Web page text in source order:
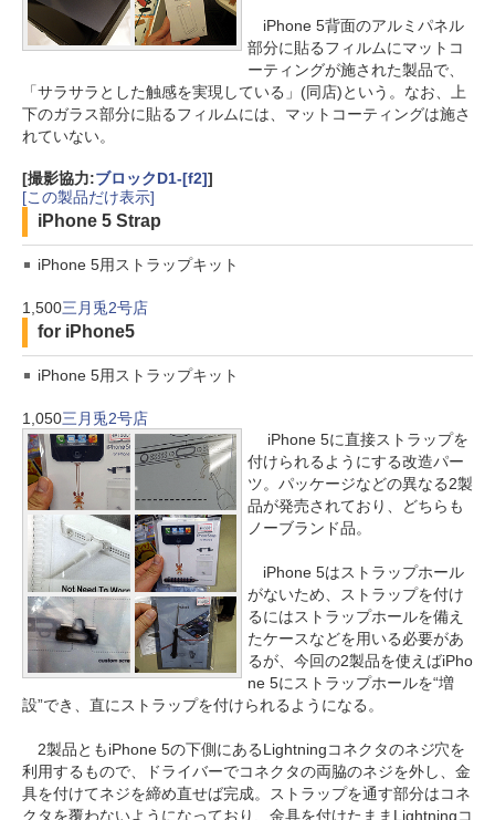
iPhone 5背面のアルミパネル
部分に貼るフィルムにマットコ
ーティングが施された製品で、
「サラサラとした触感を実現している」(同店)という。なお、上
下のガラス部分に貼るフィルムには、マットコーティングは施さ
れていない。
[撮影協力:ブロックD1-[f2]]
[この製品だけ表示]
iPhone 5 Strap
iPhone 5用ストラップキット
1,500三月兎2号店
for iPhone5
iPhone 5用ストラップキット
1,050三月兎2号店
iPhone 5に直接ストラップを
付けられるようにする改造パー
ツ。パッケージなどの異なる2製
品が発売されており、どちらも
ノーブランド品。
iPhone 5はストラップホール
がないため、ストラップを付け
るにはストラップホールを備え
たケースなどを用いる必要があ
るが、今回の2製品を使えばiPho
ne 5にストラップホールを“増
設”でき、直にストラップを付けられるようになる。
2製品ともiPhone 5の下側にあるLightningコネクタのネジ穴を
利用するもので、ドライバーでコネクタの両脇のネジを外し、金
具を付けてネジを締め直せば完成。ストラップを通す部分はコネ
クタを覆わないようになっており、金具を付けたままLightningコ